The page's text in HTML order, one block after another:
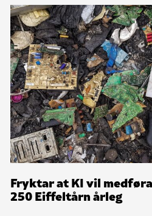
Fryktar at KI vil
250 Eiffeltårn årleg